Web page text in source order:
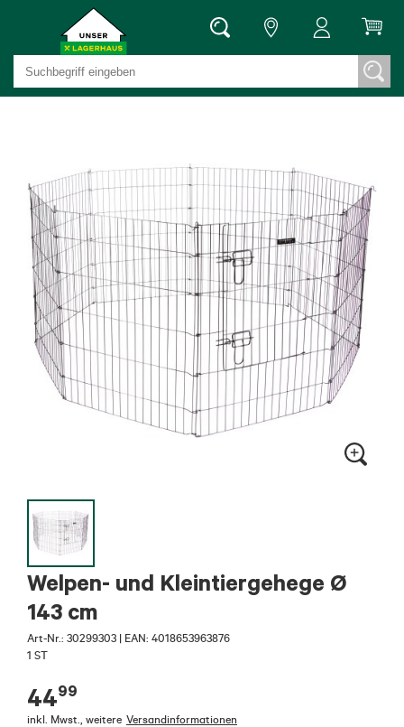
Welpen- und Kleintiergehege Ø
143 cm
Art-Nr.: 30299303 | EAN: 4018653963876
1 ST
4499
inkl. Mwst. weitere Versandinformationen